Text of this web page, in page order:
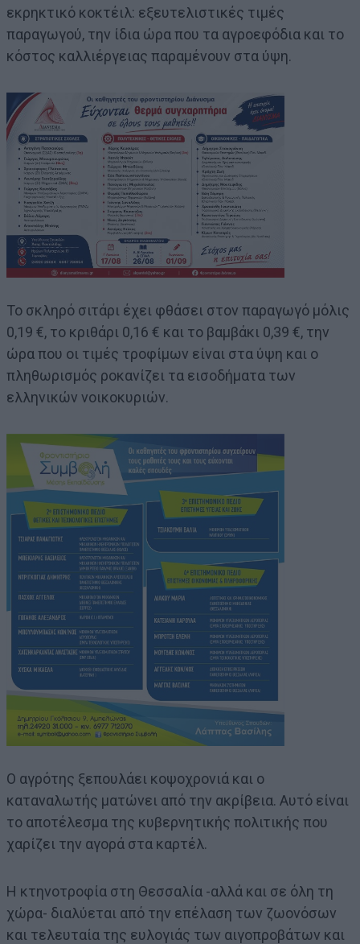
εκρηκτικό κοκτέιλ: εξευτελιστικές τιμές
παραγωγού, την ίδια ώρα που τα αγροεφόδια και το
κόστος καλλιέργειας παραμένουν στα ύψη.
Το σκληρό σιτάρι έχει φθάσει στον παραγωγό μόλις
0,19 €, το κριθάρι 0,16 € και το βαμβάκι 0,39 €, την
ώρα που οι τιμές τροφίμων είναι στα ύψη και ο
πληθωρισμός ροκανίζει τα εισοδήματα των
ελληνικών νοικοκυριών.
Ο αγρότης ξεπουλάει κοψοχρονιά και ο
καταναλωτής ματώνει από την ακρίβεια. Αυτό είναι
το αποτέλεσμα της κυβερνητικής πολιτικής που
χαρίζει την αγορά στα καρτέλ.
H κτηνοτροφία στη Θεσσαλία -αλλά και σε όλη τη
χώρα- διαλύεται από την επέλαση των ζωονόσων
και τελευταία της ευλογιάς των αιγοπροβάτων και